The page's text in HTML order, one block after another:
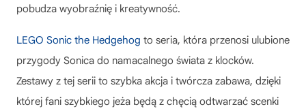
pobudza wyobraźnię i kreatywność.
LEGO Sonic the Hedgehog to seria, która przenosi ulubione
przygody Sonica do namacalnego świata z klocków.
Zestawy z tej serii to szybka akcja i twórcza zabawa, dzięki
której fani szybkiego jeża będą z chęcią odtwarzać scenki